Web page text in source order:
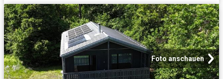
Foto anschauen